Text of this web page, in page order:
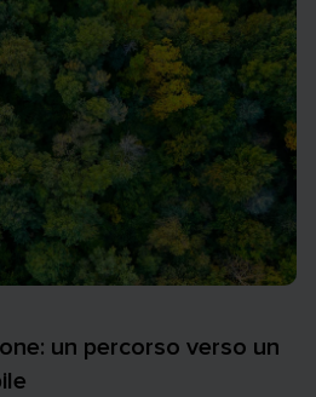
un percorso verso un